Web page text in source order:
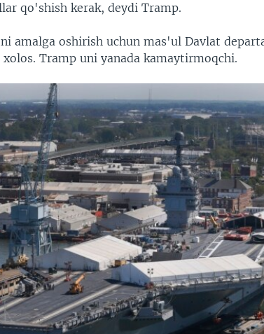
qo'shish kerak, deydi Tramp.
amalga oshirish uchun mas'ul Davlat
Tramp uni yanada kamaytirmoqchi.